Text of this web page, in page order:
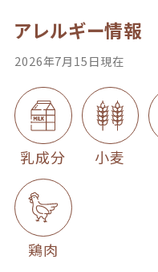
アレルギー情報
2026年7月15日現在
乳成分 小麦
鶏肉